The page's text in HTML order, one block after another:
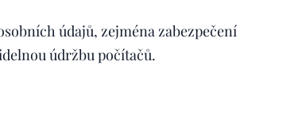
údajů, zejména zabezpečení
údržbu počítačů.